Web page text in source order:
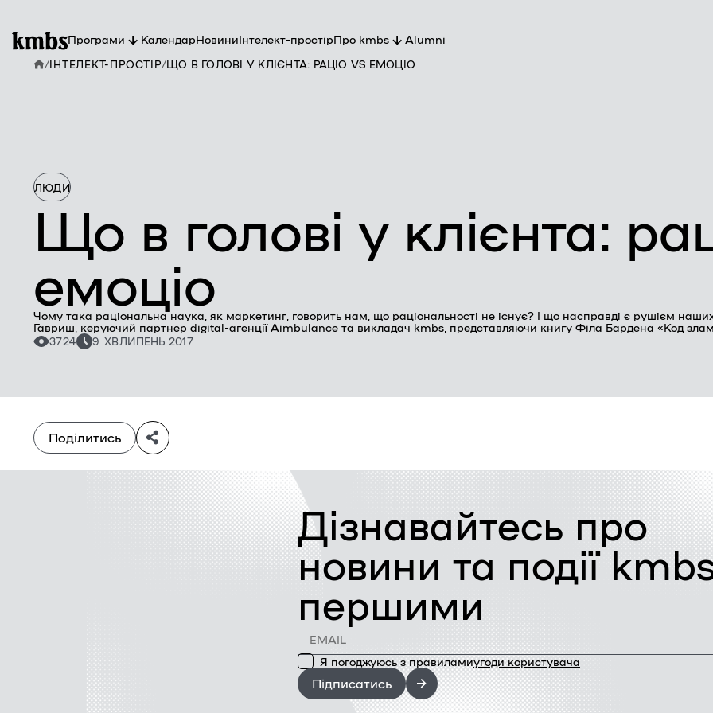
Програми КалендарНовиниІнтелект-простірПро kmbs
Про kmbs
Alumni
ЛЮДИ
Що в голові у клієнта:
емоціо
Чому така раціональна наука, як маркетинг, говорить нам, що раціональності не існує? І що насправді є рушієм
Гавриш, керуючий партнер digital-агенції Aimbulance та викладач kmbs, представляючи книгу Філа Бардена «Код
3724 9 ХВЛИПЕНЬ 2017
/ІНТЕЛЕКТ-ПРОСТІР/ЩО В ГОЛОВІ У КЛІЄНТА: РАЦІО VS ЕМОЦІО
Поділитись
Дізнавайтесь про
новини та події
першими
Я погоджуюсь з правиламиугоди користувача
Підписатись